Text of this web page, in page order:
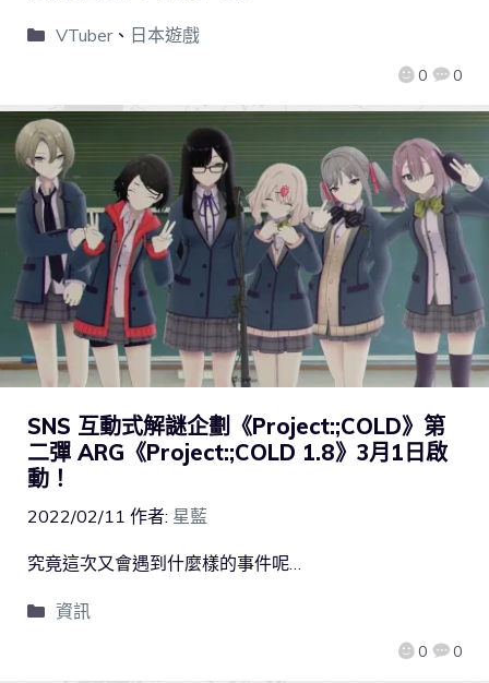
0 0
VTuber、 日本遊戲
SNS 互動式解謎企劃《Project:;COLD》第
二彈 ARG《Project:;COLD 1.8》3月1日啟
動！
2022/02/11 作者: 星藍
0 0
究竟這次又會遇到什麼樣的事件呢…
資訊